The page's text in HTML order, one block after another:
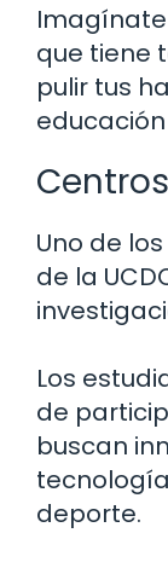
que tiene
pulir tus
Uno de
de la
Los
de
buscan
deporte.